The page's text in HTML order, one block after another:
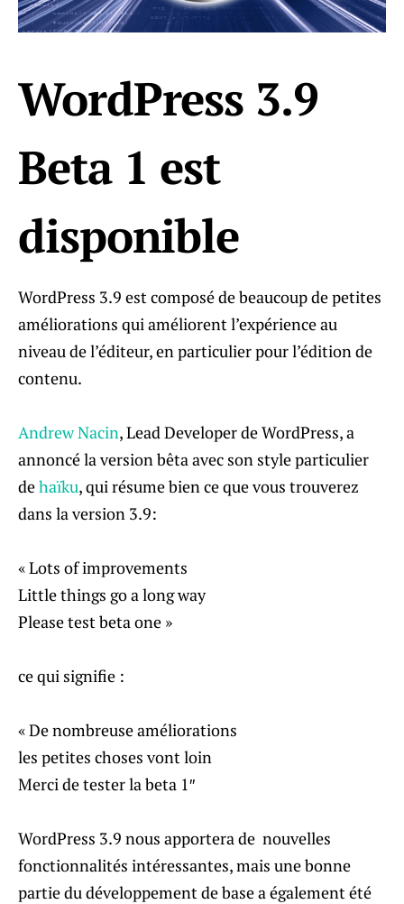
WordPress 3.9
Beta 1 est
disponible
WordPress 3.9 est composé de beaucoup de petites
améliorations qui améliorent l’expérience au
niveau de l’éditeur, en particulier pour l’édition de
contenu.
Andrew Nacin, Lead Developer de WordPress, a
annoncé la version bêta avec son style particulier
dehaïku, qui résume bien ce que vous trouverez
dans la version 3.9:
« Lots of improvements
Little things go a long way
Please test beta one »
ce qui signifie :
« De nombreuse améliorations
les petites choses vont loin
Merci de tester la beta 1″
WordPress 3.9 nous apportera de nouvelles
fonctionnalités intéressantes, mais une bonne
partie du développement de base a également été